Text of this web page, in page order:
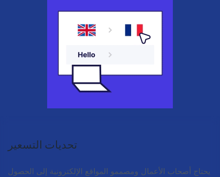
تحديات التسعير
يحتاج أصحاب الأعمال ومصممو المواقع الإلكترونية إلى الحصول